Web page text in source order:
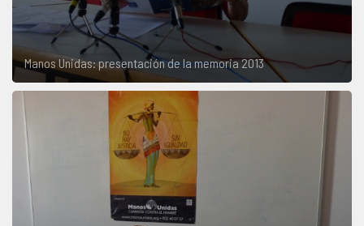
Manos Unidas: presentación de la memoria 2013